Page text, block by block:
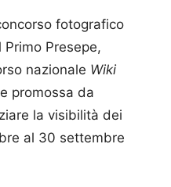
fotografico
Presepe,
nazionale Wiki
promossa da
la visibilità dei
al 30 settembre